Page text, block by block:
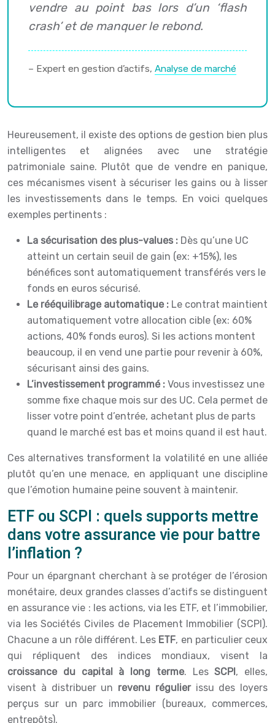
vendre au point bas lors d’un ‘flash
crash’ et de manquer le rebond.
– Expert en gestion d’actifs, Analyse de marché
Heureusement, il existe des options de gestion bien plus
intelligentes et alignées avec une stratégie
patrimoniale saine. Plutôt que de vendre en panique,
ces mécanismes visent à sécuriser les gains ou à lisser
les investissements dans le temps. En voici quelques
exemples pertinents :
La sécurisation des plus-values : Dès qu’une UC
atteint un certain seuil de gain (ex: +15%), les
bénéfices sont automatiquement transférés vers le
fonds en euros sécurisé.
Le rééquilibrage automatique : Le contrat maintient
automatiquement votre allocation cible (ex: 60%
actions, 40% fonds euros). Si les actions montent
beaucoup, il en vend une partie pour revenir à 60%,
sécurisant ainsi des gains.
L’investissement programmé : Vous investissez une
somme fixe chaque mois sur des UC. Cela permet de
lisser votre point d’entrée, achetant plus de parts
quand le marché est bas et moins quand il est haut.
Ces alternatives transforment la volatilité en une alliée
plutôt qu’en une menace, en appliquant une discipline
que l’émotion humaine peine souvent à maintenir.
ETF ou SCPI : quels supports mettre
dans votre assurance vie pour battre
l’inflation ?
Pour un épargnant cherchant à se protéger de l’érosion
monétaire, deux grandes classes d’actifs se distinguent
en assurance vie : les actions, via les ETF, et l’immobilier,
via les Sociétés Civiles de Placement Immobilier (SCPI).
Chacune a un rôle différent. Les ETF, en particulier ceux
qui répliquent des indices mondiaux, visent la
croissance du capital à long terme. LesSCPI , elles,
visent à distribuer un revenu régulierissu des loyers
perçus sur un parc immobilier (bureaux, commerces,
entrepôts).